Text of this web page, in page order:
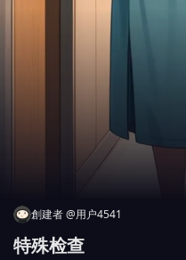
創建者@用户4541
特殊检查